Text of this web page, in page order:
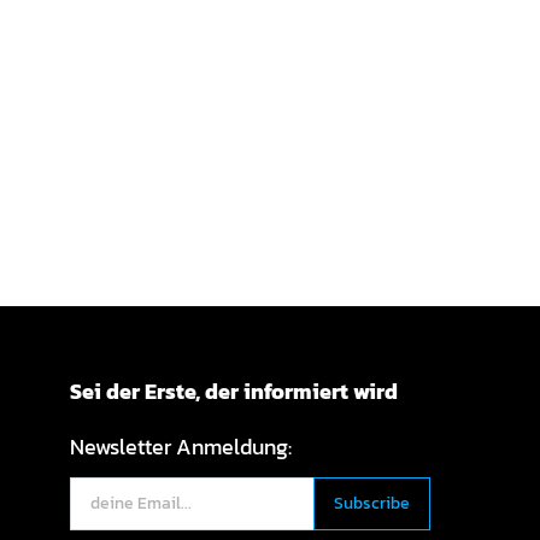
Sei der Erste, der informiert wird
Newsletter Anmeldung: